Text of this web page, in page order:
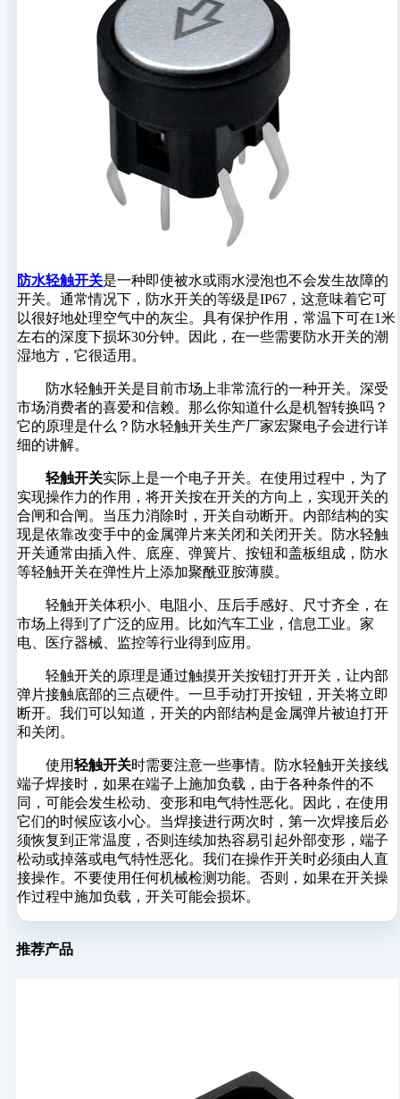
防水轻触开关是一种即使被水或雨水浸泡也不会发生故障的
开关。通常情况下，防水开关的等级是IP67，这意味着它可
以很好地处理空气中的灰尘。具有保护作用，常温下可在1米
左右的深度下损坏30分钟。因此，在一些需要防水开关的潮
湿地方，它很适用。
防水轻触开关是目前市场上非常流行的一种开关。深受
市场消费者的喜爱和信赖。那么你知道什么是机智转换吗？
它的原理是什么？防水轻触开关生产厂家宏聚电子会进行详
细的讲解。
轻触开关实际上是一个电子开关。在使用过程中，为了
实现操作力的作用，将开关按在开关的方向上，实现开关的
合闸和合闸。当压力消除时，开关自动断开。内部结构的实
现是依靠改变手中的金属弹片来关闭和关闭开关。防水轻触
开关通常由插入件、底座、弹簧片、按钮和盖板组成，防水
等轻触开关在弹性片上添加聚酰亚胺薄膜。
轻触开关体积小、电阻小、压后手感好、尺寸齐全，在
市场上得到了广泛的应用。比如汽车工业，信息工业。家
电、医疗器械、监控等行业得到应用。
轻触开关的原理是通过触摸开关按钮打开开关，让内部
弹片接触底部的三点硬件。一旦手动打开按钮，开关将立即
断开。我们可以知道，开关的内部结构是金属弹片被迫打开
和关闭。
使用轻触开关时需要注意一些事情。防水轻触开关接线
端子焊接时，如果在端子上施加负载，由于各种条件的不
同，可能会发生松动、变形和电气特性恶化。因此，在使用
它们的时候应该小心。当焊接进行两次时，第一次焊接后必
须恢复到正常温度，否则连续加热容易引起外部变形，端子
松动或掉落或电气特性恶化。我们在操作开关时必须由人直
接操作。不要使用任何机械检测功能。否则，如果在开关操
作过程中施加负载，开关可能会损坏。
推荐产品